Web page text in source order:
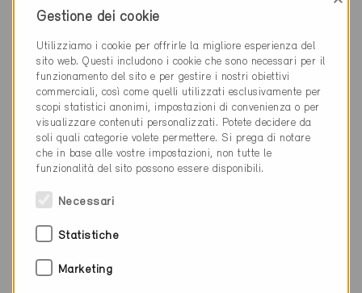
Nuova costruzione, Magazzino
Gestione dei cookie
Utilizziamo i cookie per offrirle la migliore esperienza del
sito web. Questi includono i cookie che sono necessari per il
funzionamento del sito e per gestire i nostri obiettivi
commerciali, così come quelli utilizzati esclusivamente per
scopi statistici anonimi, impostazioni di convenienza o per
visualizzare contenuti personalizzati. Potete decidere da
soli quali categorie volete permettere. Si prega di notare
che in base alle vostre impostazioni, non tutte le
funzionalità del sito possono essere disponibili.
Necessari
Statistiche
Marketing